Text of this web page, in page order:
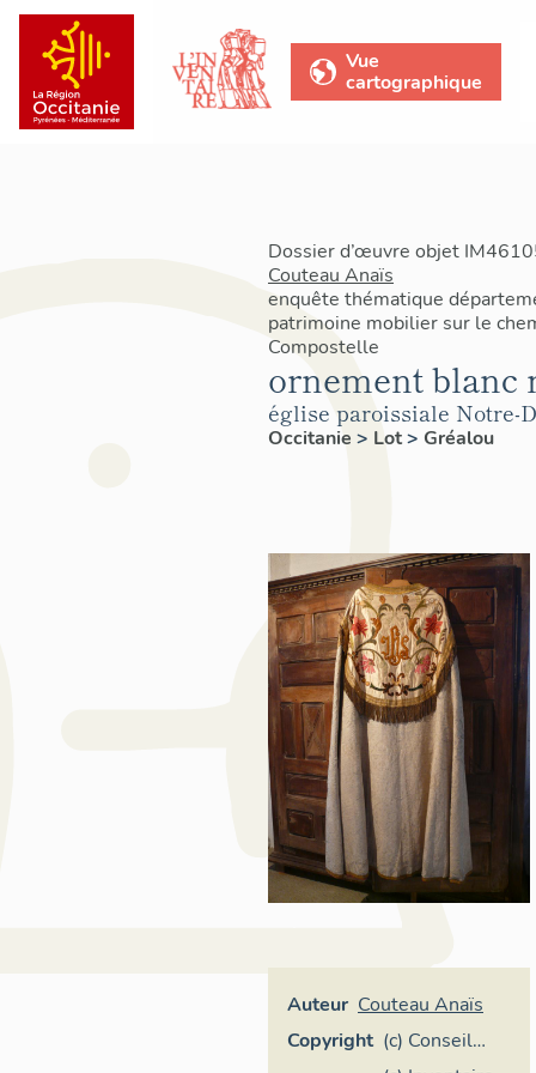
Vue
cartographique
Dossier d’œuvre objet
Couteau Anaïs
enquête thématique
patrimoine mobilier sur le
Compostelle
ornement blanc
église paroissiale Notre-
Occitanie > Lot> Gréalou
Auteur Couteau Anaïs
Copyright (c) Conseil